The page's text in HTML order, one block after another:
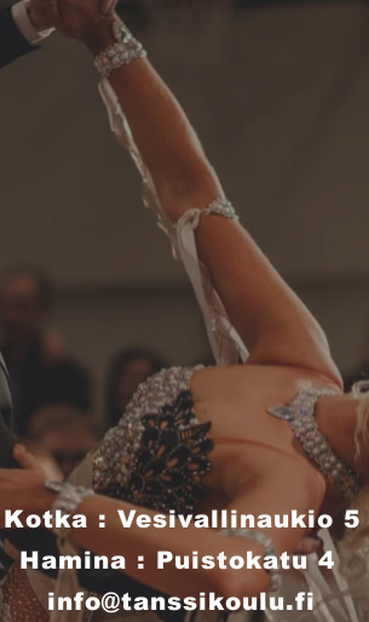
Kotka : Vesivallinaukio 5
Hamina : Puistokatu 4
info@tanssikoulu.fi